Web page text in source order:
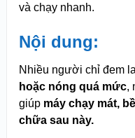
và chạy nhanh.
Nội dung:
Nhiều người chỉ đem
hoặc nóng quá mức,
giúp máy chạy mát,
chữa sau này.